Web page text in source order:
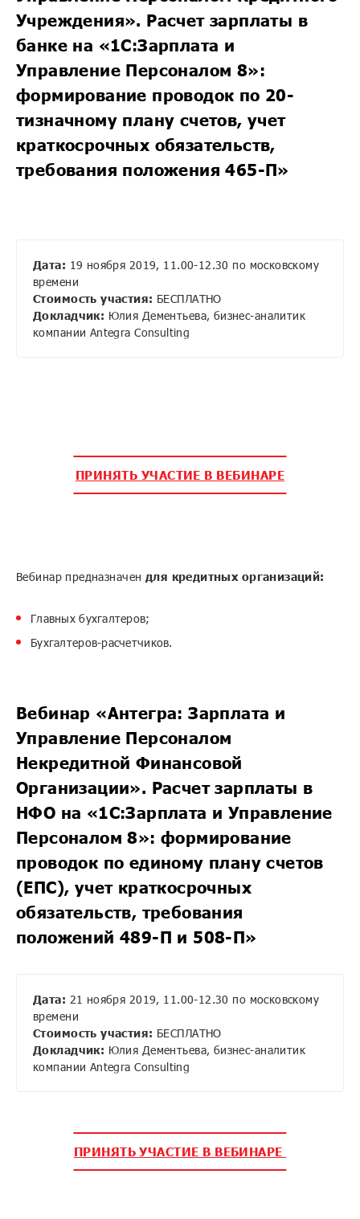
Учреждения». Расчет зарплаты в
банке на «1С:Зарплата и
Управление Персоналом 8»:
формирование проводок по 20-
тизначному плану счетов, учет
краткосрочных обязательств,
требования положения 465-П»
Дата: 19 ноября 2019, 11.00-12.30 по московскому
времени
Стоимость участия: БЕСПЛАТНО
Докладчик: Юлия Дементьева, бизнес-аналитик
компании Antegra Consulting
ПРИНЯТЬ УЧАСТИЕ В ВЕБИНАРЕ
Вебинар предназначен для кредитных организаций:
Главных бухгалтеров;
Бухгалтеров-расчетчиков.
Вебинар «Антегра: Зарплата и
Управление Персоналом
Некредитной Финансовой
Организации». Расчет зарплаты в
НФО на «1С:Зарплата и Управление
Персоналом 8»: формирование
проводок по единому плану счетов
(ЕПС), учет краткосрочных
обязательств, требования
положений 489-П и 508-П»
Дата: 21 ноября 2019, 11.00-12.30 по московскому
времени
Стоимость участия: БЕСПЛАТНО
Докладчик: Юлия Дементьева, бизнес-аналитик
компании Antegra Consulting
ПРИНЯТЬ УЧАСТИЕ В ВЕБИНАРЕ